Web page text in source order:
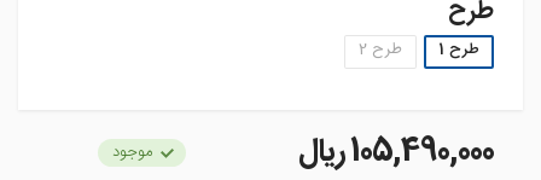
طرح
طرح 1 طرح 2
105,490,000 ريال موجود